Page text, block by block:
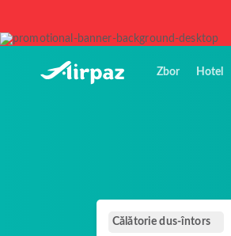
Zbor Hotel
Călătorie dus-întors